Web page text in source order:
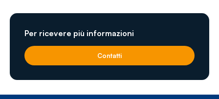
Per ricevere più informazioni
Contatti